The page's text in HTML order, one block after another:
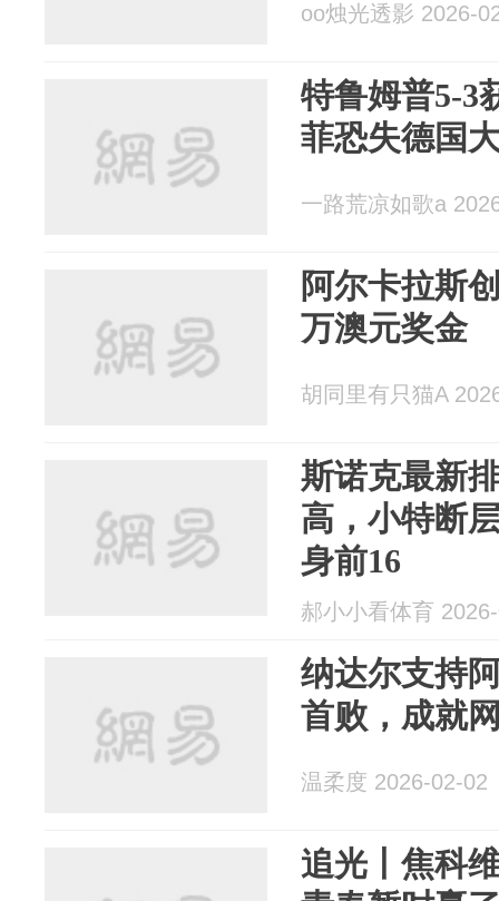
oo烛光透影 2026-
特鲁姆普5-3
菲恐失德国
一路荒凉如歌a
阿尔卡拉斯
万澳元奖金
胡同里有只猫A
斯诺克最新
高，小特断
身前16
郝小小看体育
纳达尔支持
首败，成就
温柔度 2026-02-02
追光丨焦科